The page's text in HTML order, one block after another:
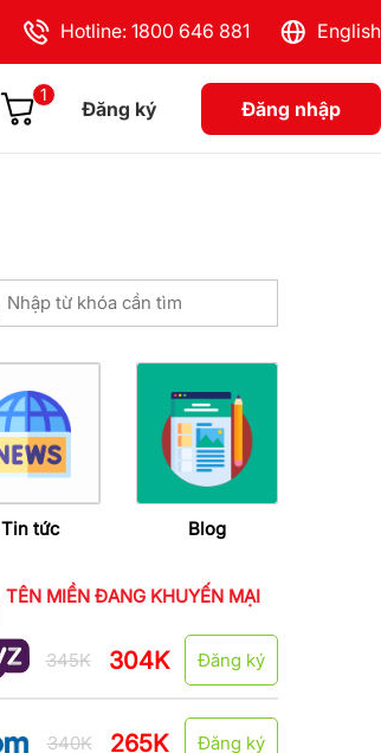
Hotline: 1800 646 881 English
1
Đăng ký Đăng nhập
Tin tức Blog
TÊN MIỀN ĐANG KHUYẾN MẠI
345K 304K Đăng ký
340K 265K Đăng ký